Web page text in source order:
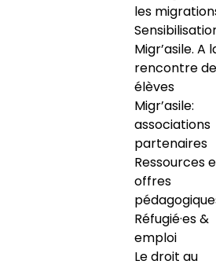
les
Migr’asile. A
rencontre
élèves
Migr’asile:
associations
partenaires
Ressources
offres
Réfugié·es &
emploi
Le droit au